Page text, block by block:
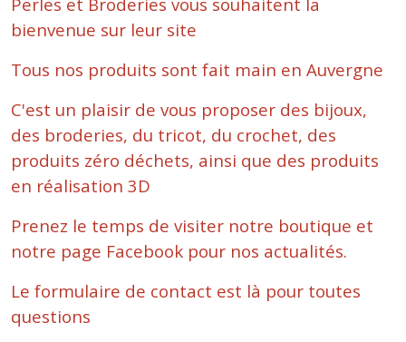
bienvenue sur leur site
Tous nos produits sont fait main en Auvergne
C'est un plaisir de vous proposer des bijoux,
des broderies, du tricot, du crochet, des
produits zéro déchets, ainsi que des produits
en réalisation 3D
Prenez le temps de visiter notre boutique et
notre page Facebook pour nos actualités.
Le formulaire de contact est là pour toutes
questions